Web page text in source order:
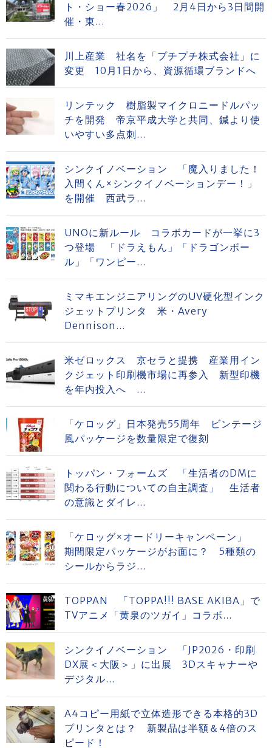
ト・ショー春2026」 2月4日から3日間開
催・東...
川上産業 社名を「プチプチ株式会社」に
変更 10月1日から、資源循環ブランドへ
リンテック 樹脂製マイクロニードルパッ
チを開発 帝京平成大学と共同、鍼より使
いやすい多点刺...
シンクイノベーション 「魔入りました！
入間くん×シンクイノベーションデー！」
を開催 西武ラ...
UNOに新ルール コラボカードが一挙に3
つ登場 「ドラえもん」「ドラゴンボー
ル」「ワンピー...
ミマキエンジニアリングのUV硬化型インク
ジェットプリンタ 米・Avery
Dennison...
米ゼロックス 京セラと提携 産業用イン
クジェット印刷機市場に再参入 新型印機
を年内投入へ ...
「ケロッグ」日本発売55周年 ビンテージ
風パッケージを数量限定で復刻
トッパン・フォームズ 「生活者のDMに
関わる行動についての自主調査」 生活者
の意識とダイレ...
「ケロッグ×オードリーキャンペーン」
期間限定パッケージがお面に？ 5種類の
シールからラジ...
TOPPAN 「TOPPA!!! BASE AKIBA」で
TVアニメ「黄泉のツガイ」コラボ...
シンクイノベーション 「JP2026・印刷
DX展＜大阪＞」に出展 3Dスキャナーや
デジタル...
A4コピー用紙で立体造形できる本格的3D
プリンタとは？ 新製品は半額＆4倍のス
ピード！